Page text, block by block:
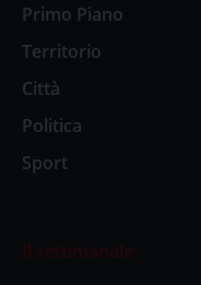
Primo Piano
Territorio
Città
Politica
Sport
Il settimanale